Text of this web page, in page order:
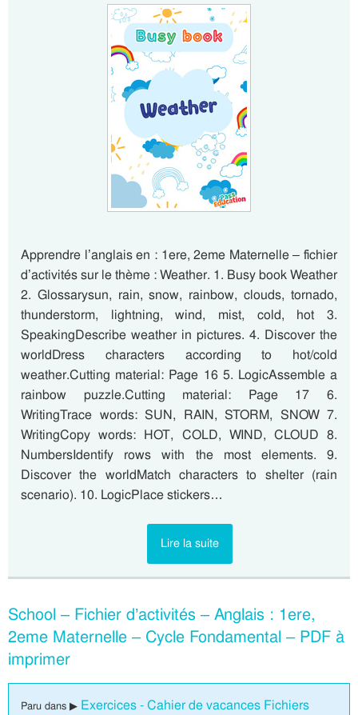
Apprendre l’anglais en : 1ere, 2eme Maternelle – fichier
d’activités sur le thème : Weather. 1. Busy book Weather
2. Glossarysun, rain, snow, rainbow, clouds, tornado,
thunderstorm, lightning, wind, mist, cold, hot 3.
SpeakingDescribe weather in pictures. 4. Discover the
worldDress characters according to hot/cold
weather.Cutting material: Page 16 5. LogicAssemble a
rainbow puzzle.Cutting material: Page 17 6.
WritingTrace words: SUN, RAIN, STORM, SNOW 7.
WritingCopy words: HOT, COLD, WIND, CLOUD 8.
NumbersIdentify rows with the most elements. 9.
Discover the worldMatch characters to shelter (rain
scenario). 10. LogicPlace stickers…
Lire la suite
School – Fichier d’activités – Anglais : 1ere,
2eme Maternelle – Cycle Fondamental – PDF à
imprimer
Paru dans ▶ Exercices - Cahier de vacances Fichiers